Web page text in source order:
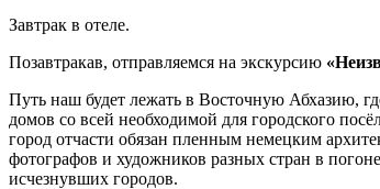
Завтрак в отеле.
Позавтракав, отправляемся на экскурсию
Путь наш будет лежать в Восточную Абхазию,
домов со всей необходимой для городского
город отчасти обязан пленным немецким
фотографов и художников разных стран в
исчезнувших городов.